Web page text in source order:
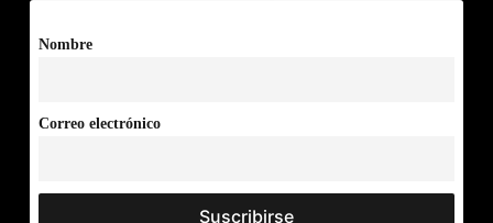
Nombre
Correo electrónico